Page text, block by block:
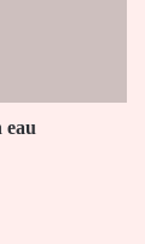
eau